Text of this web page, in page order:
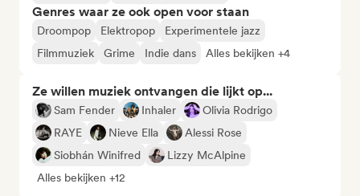
Genres waar ze ook open voor staan
Droompop Elektropop
Experimentele jazz
Filmmuziek
Grime Indie dans Alles bekijken +4
Ze willen muziek ontvangen die lijkt op...
Sam Fender Inhaler
Olivia Rodrigo
RAYE
Nieve Ella
Alessi Rose
Siobhán Winifred
Lizzy McAlpine
Alles bekijken +12